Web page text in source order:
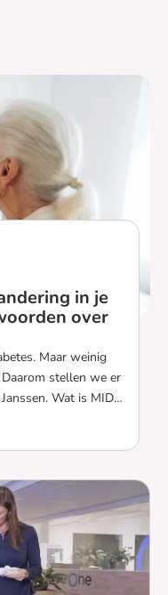
in je
over
Maar weinig
stellen we er
Wat is MIDD
in je DNA: 6